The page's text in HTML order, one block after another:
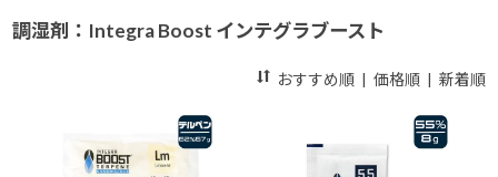
調湿剤：Integra Boost インテグラブースト
おすすめ順| 価格順| 新着順